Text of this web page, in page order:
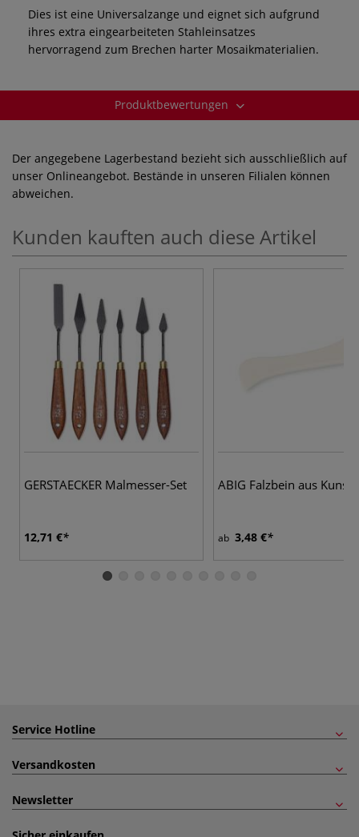
Dies ist eine Universalzange und eignet sich aufgrund
ihres extra eingearbeiteten Stahleinsatzes
hervorragend zum Brechen harter Mosaikmaterialien.
Produktbewertungen
Der angegebene Lagerbestand bezieht sich ausschließlich auf
unser Onlineangebot. Bestände in unseren Filialen können
abweichen.
Kunden kauften auch diese Artikel
GERSTAECKER Malmesser-Set
12,71 €
ABIG Falzbein aus
ab 3,48 €
Service Hotline
Versandkosten
Newsletter